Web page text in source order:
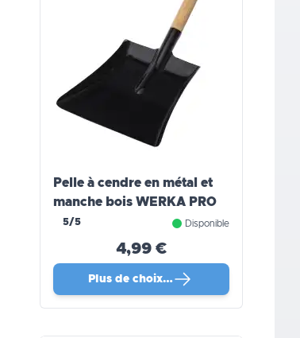
Pelle à cendre en métal et
manche bois WERKA PRO
5/5 Disponible
4,99 €
Plus de choix…